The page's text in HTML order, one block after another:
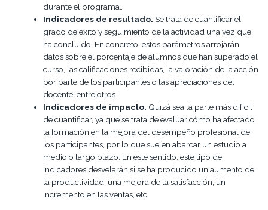
durante el programa…
Indicadores de resultado. Se trata de cuantificar el
grado de éxito y seguimiento de la actividad una vez que
ha concluido. En concreto, estos parámetros arrojarán
datos sobre el porcentaje de alumnos que han superado el
curso, las calificaciones recibidas, la valoración de la acción
por parte de los participantes o las apreciaciones del
docente, entre otros.
Indicadores de impacto. Quizá sea la parte más difícil
de cuantificar, ya que se trata de evaluar cómo ha afectado
la formación en la mejora del desempeño profesional de
los participantes, por lo que suelen abarcar un estudio a
medio o largo plazo. En este sentido, este tipo de
indicadores desvelarán si se ha producido un aumento de
la productividad, una mejora de la satisfacción, un
incremento en las ventas, etc.